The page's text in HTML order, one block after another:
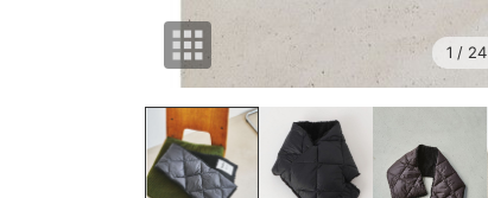
1 / 24